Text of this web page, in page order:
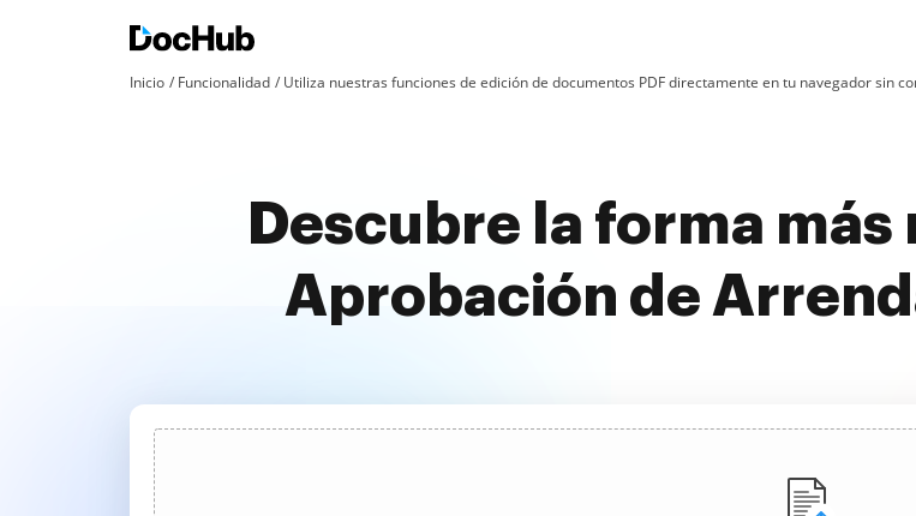
Inicio Funcionalidad Utiliza nuestras funciones de edición de documentos PDF directamente en tu navegador sin
Descubre la forma
Aprobación de